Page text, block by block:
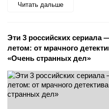
Читать дальше
Эти 3 российских
летом: от мрачного
«Очень странных дел»